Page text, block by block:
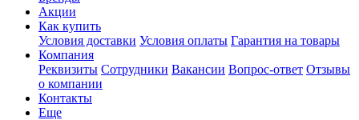
Акции
Как купить
Условия доставки Условия оплаты Гарантия на товары
Компания
Реквизиты Сотрудники Вакансии Вопрос-ответ Отзывы
о компании
Контакты
Еще